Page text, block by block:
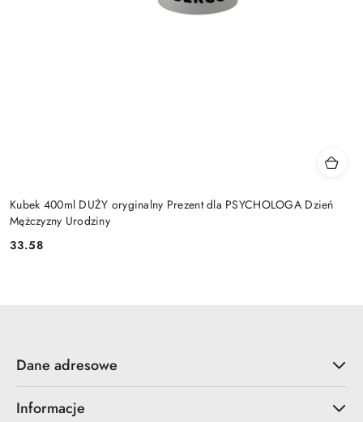
Kubek 400ml DUŻY oryginalny Prezent dla PSYCHOLOGA Dzień
Mężczyzny Urodziny
Cena:
33.58
Dane adresowe
Informacje